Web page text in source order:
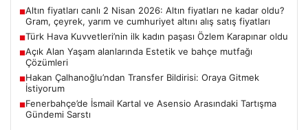
■Altın fiyatları canlı 2 Nisan 2026: Altın fiyatları ne kadar oldu?
Gram, çeyrek, yarım ve cumhuriyet altını alış satış fiyatları
■Türk Hava Kuvvetleri’nin ilk kadın paşası Özlem Karapınar oldu
■Açık Alan Yaşam alanlarında Estetik ve bahçe mutfağı
Çözümleri
■Hakan Çalhanoğlu’ndan Transfer Bildirisi: Oraya Gitmek
İstiyorum
■Fenerbahçe’de İsmail Kartal ve Asensio Arasındaki Tartışma
Gündemi Sarstı